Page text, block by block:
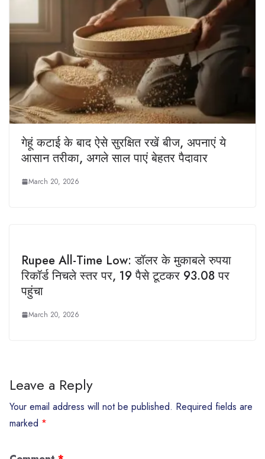
गेहूं कटाई के बाद ऐसे सुरक्षित रखें बीज, अपनाएं ये
आसान तरीका, अगले साल पाएं बेहतर पैदावार
March 20, 2026
Rupee All-Time Low: डॉलर के मुकाबले रुपया
रिकॉर्ड निचले स्तर पर, 19 पैसे टूटकर 93.08 पर
पहुंचा
March 20, 2026
Leave a Reply
Your email address will not be published. Required fields are
marked *